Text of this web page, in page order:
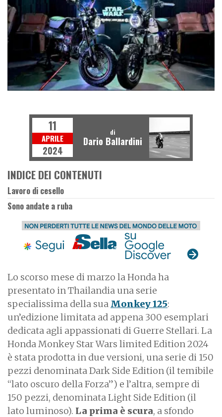
Lo scorso mese di marzo la Honda ha
presentato in Thailandia una serie
specialissima della sua Monkey 125:
un’edizione limitata ad appena 300 esemplari
dedicata agli appassionati di Guerre Stellari. La
Honda Monkey Star Wars limited Edition 2024
è stata prodotta in due versioni, una serie di 150
pezzi denominata Dark Side Edition (il temibile
“lato oscuro della Forza”) e l’altra, sempre di
150 pezzi, denominata Light Side Edition (il
lato luminoso). La prima è scura, a sfondo
11
APRILE
2024
di
Dario Ballardini
INDICE DEI CONTENUTI
Lavoro di cesello
Sono andate a ruba